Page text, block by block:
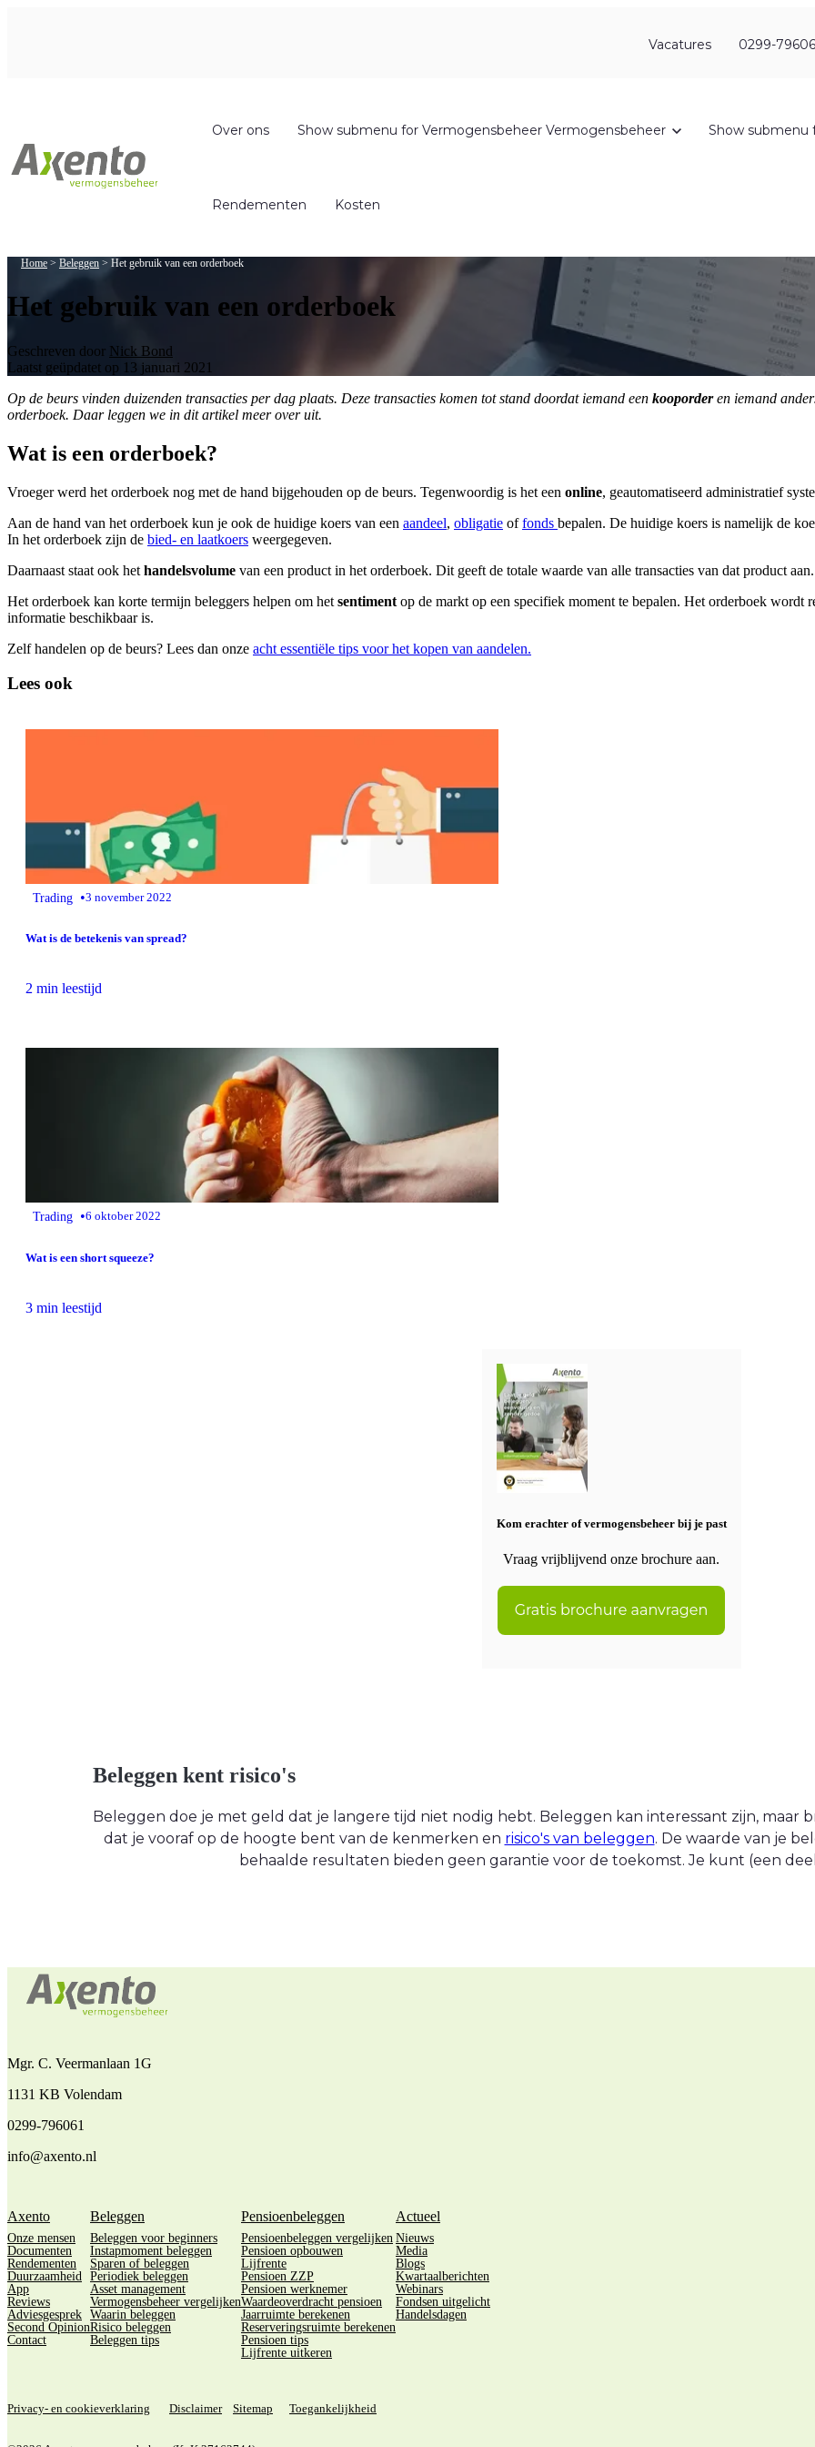
Vacatures 0299-
Over ons Show submenu for Vermogensbeheer Vermogensbeheer Show submenu
Rendementen Kosten
Home > Beleggen > Het gebruik van een orderboek
Het gebruik van een orderboek
Geschreven door Nick Bond
Laatst geüpdatet op 13 januari 2021
Op de beurs vinden duizenden transacties per dag plaats. Deze transacties komen tot stand doordat iemand een kooporderen iemand
orderboek. Daar leggen we in dit artikel meer over uit.
Wat is een orderboek?
Vroeger werd het orderboek nog met de hand bijgehouden op de beurs. Tegenwoordig is het een online, geautomatiseerd administratief
Aan de hand van het orderboek kun je ook de huidige koers van een aandeel, obligatie offonds bepalen. De huidige koers is namelijk de
In het orderboek zijn de bied- en laatkoers weergegeven.
Daarnaast staat ook het handelsvolume van een product in het orderboek. Dit geeft de totale waarde van alle transacties van dat product aan.
Het orderboek kan korte termijn beleggers helpen om het sentiment op de markt op een specifiek moment te bepalen. Het orderboek wordt
informatie beschikbaar is.
Zelf handelen op de beurs? Lees dan onze acht essentiële tips voor het kopen van aandelen.
Lees ook
Trading •3 november 2022
Wat is de betekenis van spread?
2 min leestijd
Trading •6 oktober 2022
Wat is een short squeeze?
3 min leestijd
Kom erachter of vermogensbeheer bij je past
Vraag vrijblijvend onze brochure aan.
Beleggen kent risico's
Beleggen doe je met geld dat je langere tijd niet nodig hebt. Beleggen kan interessant zijn, maar
dat je vooraf op de hoogte bent van de kenmerken en risico's van beleggen. De waarde van je
behaalde resultaten bieden geen garantie voor de toekomst. Je kunt (een
Mgr. C. Veermanlaan 1G
1131 KB Volendam
0299-796061
info@axento.nl
Axento
Onze mensen
Documenten
Rendementen
Duurzaamheid
App
Reviews
Adviesgesprek
Second Opinion
Contact
Beleggen
Beleggen voor beginners
Instapmoment beleggen
Sparen of beleggen
Periodiek beleggen
Asset management
Vermogensbeheer vergelijken
Waarin beleggen
Risico beleggen
Beleggen tips
Pensioenbeleggen
Pensioenbeleggen vergelijken
Pensioen opbouwen
Lijfrente
Pensioen ZZP
Pensioen werknemer
Waardeoverdracht pensioen
Jaarruimte berekenen
Reserveringsruimte berekenen
Pensioen tips
Lijfrente uitkeren
Actueel
Nieuws
Media
Blogs
Kwartaalberichten
Webinars
Fondsen uitgelicht
Handelsdagen
Privacy- en cookieverklaring Disclaimer Sitemap Toegankelijkheid